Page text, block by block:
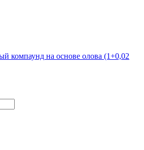
компаунд на основе олова (1+0,02